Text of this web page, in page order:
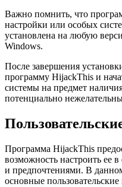
Важно помнить, что
настройки или особых
установлена на любую
Windows.
После завершения
программу HijackThis и
системы на предмет
потенциально
Программа HijackThis
возможность настроить ее
и предпочтениями. В
основные